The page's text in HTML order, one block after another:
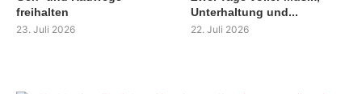
freihalten
23. Juli 2026
Unterhaltung und...
22. Juli 2026